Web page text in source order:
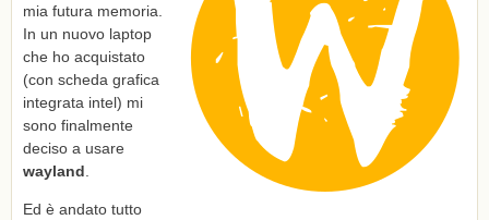
mia futura memoria.
In un nuovo laptop
che ho acquistato
(con scheda grafica
integrata intel) mi
sono finalmente
deciso a usare
wayland
Ed è andato tutto